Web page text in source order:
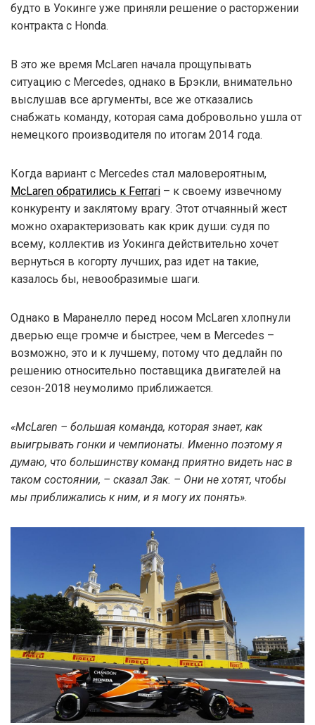
будто в Уокинге уже приняли решение о расторжении
контракта с Honda.
В это же время McLaren начала прощупывать
ситуацию с Mercedes, однако в Брэкли, внимательно
выслушав все аргументы, все же отказались
снабжать команду, которая сама добровольно ушла от
немецкого производителя по итогам 2014 года.
Когда вариант с Mercedes стал маловероятным,
McLaren обратились к Ferrari – к своему извечному
конкуренту и заклятому врагу. Этот отчаянный жест
можно охарактеризовать как крик души: судя по
всему, коллектив из Уокинга действительно хочет
вернуться в когорту лучших, раз идет на такие,
казалось бы, невообразимые шаги.
Однако в Маранелло перед носом McLaren хлопнули
дверью еще громче и быстрее, чем в Mercedes –
возможно, это и к лучшему, потому что дедлайн по
решению относительно поставщика двигателей на
сезон-2018 неумолимо приближается.
«McLaren – большая команда, которая знает, как
выигрывать гонки и чемпионаты. Именно поэтому я
думаю, что большинству команд приятно видеть нас в
таком состоянии, – сказал Зак. – Они не хотят, чтобы
мы приближались к ним, и я могу их понять».